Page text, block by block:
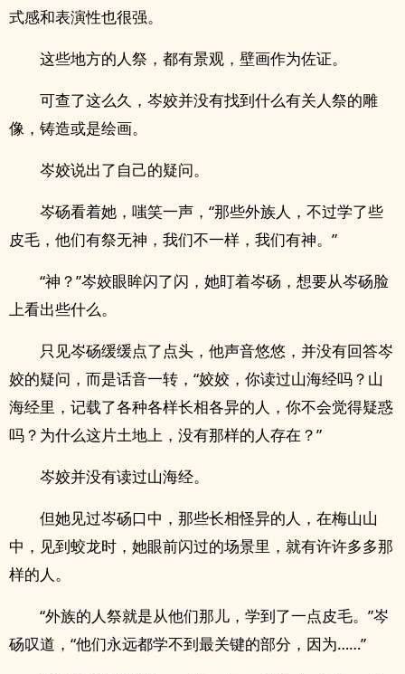
式感和表演性也很强。
这些地方的人祭，都有景观，壁画作为佐证。
可查了这么久，岑姣并没有找到什么有关人祭的雕
像，铸造或是绘画。
岑姣说出了自己的疑问。
岑砀看着她，嗤笑一声，“那些外族人，不过学了些
皮毛，他们有祭无神，我们不一样，我们有神。”
“神？”岑姣眼眸闪了闪，她盯着岑砀，想要从岑砀脸
上看出些什么。
只见岑砀缓缓点了点头，他声音悠悠，并没有回答岑
姣的疑问，而是话音一转，“姣姣，你读过山海经吗？山
海经里，记载了各种各样长相各异的人，你不会觉得疑惑
吗？为什么这片土地上，没有那样的人存在？”
岑姣并没有读过山海经。
但她见过岑砀口中，那些长相怪异的人，在梅山山
中，见到蛟龙时，她眼前闪过的场景里，就有许许多多那
样的人。
“外族的人祭就是从他们那儿，学到了一点皮毛。”岑
砀叹道，“他们永远都学不到最关键的部分，因为……”